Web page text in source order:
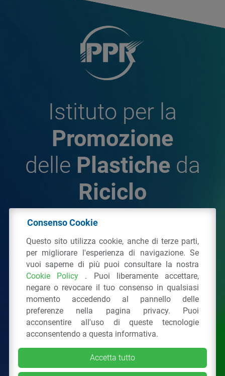
Istituto per la
Promozione
delle Plastiche da
Riciclo
Plastiche da Riciclo
C.F. 97381090154
Via San Vittore 36 20123Milano (MI)
Tel.: 02 43928225.
Tutti i diritti riservati Privacy Policy &Cookie
Consenso Cookie
Questo sito utilizza cookie, anche di terze parti,
per migliorare l'esperienza di navigazione. Se
vuoi saperne di più puoi consultare la nostra
Cookie Policy . Puoi liberamente accettare,
negare o revocare il tuo consenso in qualsiasi
momento accedendo al pannello delle
preferenze nella pagina privacy. Puoi
acconsentire all'uso di queste tecnologie
acconsentendo a questa informativa.
Accetta tutto